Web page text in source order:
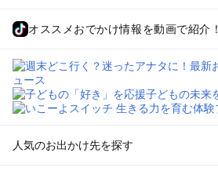
オススメおでかけ情報を動画で紹介！
人気のお出かけ先を探す